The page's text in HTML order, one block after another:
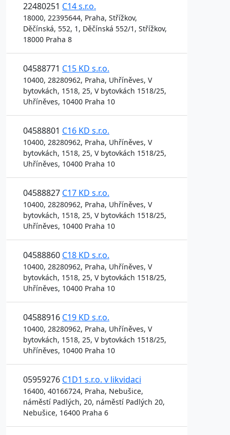
22480251 C14 s.r.o.
18000, 22395644, Praha, Střížkov,
Děčínská, 552, 1, Děčínská 552/1, Střížkov,
18000 Praha 8
04588771 C15 KD s.r.o.
10400, 28280962, Praha, Uhříněves, V
bytovkách, 1518, 25, V bytovkách 1518/25,
Uhříněves, 10400 Praha 10
04588801 C16 KD s.r.o.
10400, 28280962, Praha, Uhříněves, V
bytovkách, 1518, 25, V bytovkách 1518/25,
Uhříněves, 10400 Praha 10
04588827 C17 KD s.r.o.
10400, 28280962, Praha, Uhříněves, V
bytovkách, 1518, 25, V bytovkách 1518/25,
Uhříněves, 10400 Praha 10
04588860 C18 KD s.r.o.
10400, 28280962, Praha, Uhříněves, V
bytovkách, 1518, 25, V bytovkách 1518/25,
Uhříněves, 10400 Praha 10
04588916 C19 KD s.r.o.
10400, 28280962, Praha, Uhříněves, V
bytovkách, 1518, 25, V bytovkách 1518/25,
Uhříněves, 10400 Praha 10
05959276 C1D1 s.r.o. v likvidaci
16400, 40166724, Praha, Nebušice,
náměstí Padlých, 20, náměstí Padlých 20,
Nebušice, 16400 Praha 6